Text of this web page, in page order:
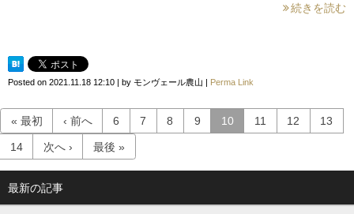
続きを読む
Posted on 2021.11.18 12:10 | by モンヴェール農山 | Perma Link
« 最初 ‹ 前へ 6 7 8 9 10 11 12 13
14 次へ › 最後 »
最新の記事